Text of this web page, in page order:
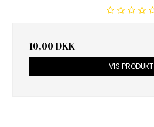
10,00 DKK
VIS PRODUKT